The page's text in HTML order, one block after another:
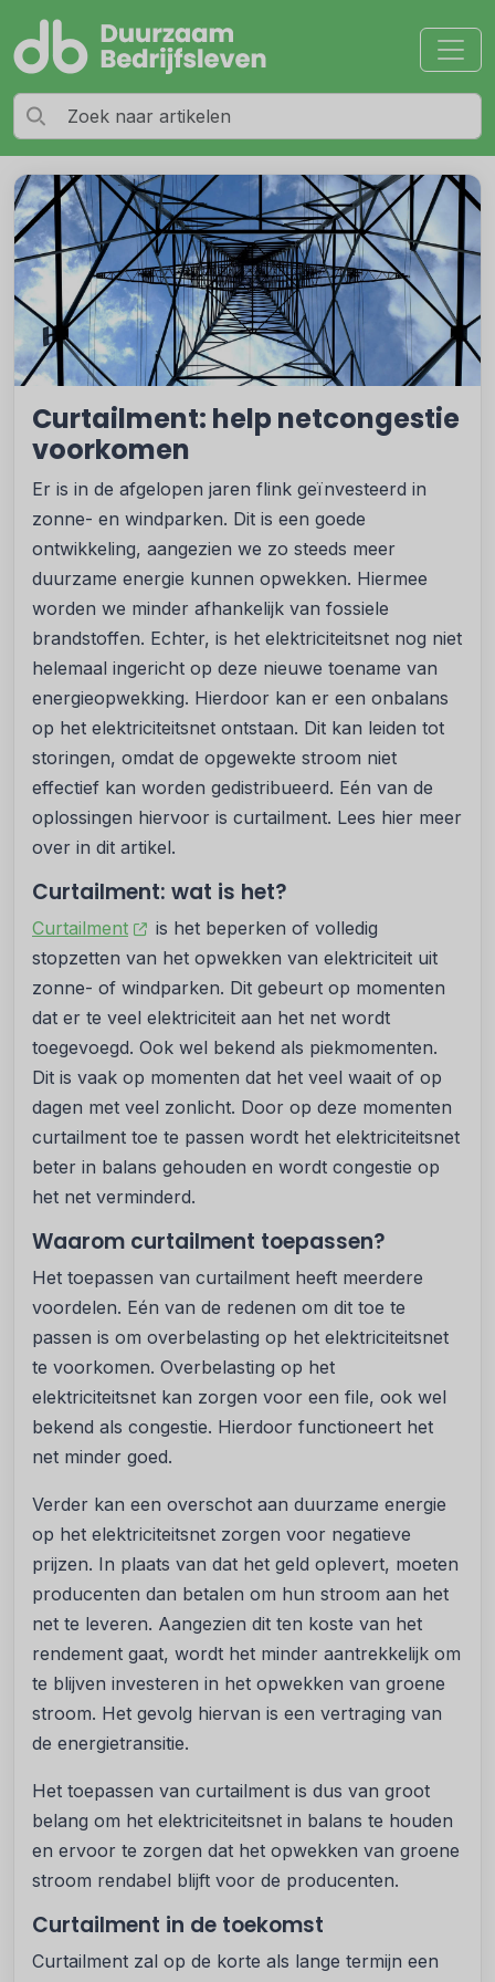
Curtailment: help netcongestie
voorkomen
Er is in de afgelopen jaren flink geïnvesteerd in
zonne- en windparken. Dit is een goede
ontwikkeling, aangezien we zo steeds meer
duurzame energie kunnen opwekken. Hiermee
worden we minder afhankelijk van fossiele
brandstoffen. Echter, is het elektriciteitsnet nog niet
helemaal ingericht op deze nieuwe toename van
energieopwekking. Hierdoor kan er een onbalans
op het elektriciteitsnet ontstaan. Dit kan leiden tot
storingen, omdat de opgewekte stroom niet
effectief kan worden gedistribueerd. Eén van de
oplossingen hiervoor is curtailment. Lees hier meer
over in dit artikel.
Curtailment: wat is het?
Curtailment
is het beperken of volledig
stopzetten van het opwekken van elektriciteit uit
zonne- of windparken. Dit gebeurt op momenten
dat er te veel elektriciteit aan het net wordt
toegevoegd. Ook wel bekend als piekmomenten.
Dit is vaak op momenten dat het veel waait of op
dagen met veel zonlicht. Door op deze momenten
curtailment toe te passen wordt het elektriciteitsnet
beter in balans gehouden en wordt congestie op
het net verminderd.
Waarom curtailment toepassen?
Het toepassen van curtailment heeft meerdere
voordelen. Eén van de redenen om dit toe te
passen is om overbelasting op het elektriciteitsnet
te voorkomen. Overbelasting op het
elektriciteitsnet kan zorgen voor een file, ook wel
bekend als congestie. Hierdoor functioneert het
net minder goed.
Verder kan een overschot aan duurzame energie
op het elektriciteitsnet zorgen voor negatieve
prijzen. In plaats van dat het geld oplevert, moeten
producenten dan betalen om hun stroom aan het
net te leveren. Aangezien dit ten koste van het
rendement gaat, wordt het minder aantrekkelijk om
te blijven investeren in het opwekken van groene
stroom. Het gevolg hiervan is een vertraging van
de energietransitie.
Het toepassen van curtailment is dus van groot
belang om het elektriciteitsnet in balans te houden
en ervoor te zorgen dat het opwekken van groene
stroom rendabel blijft voor de producenten.
Curtailment in de toekomst
Curtailment zal op de korte als lange termijn een